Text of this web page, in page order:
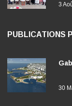
3
PUBLICATIONS
30